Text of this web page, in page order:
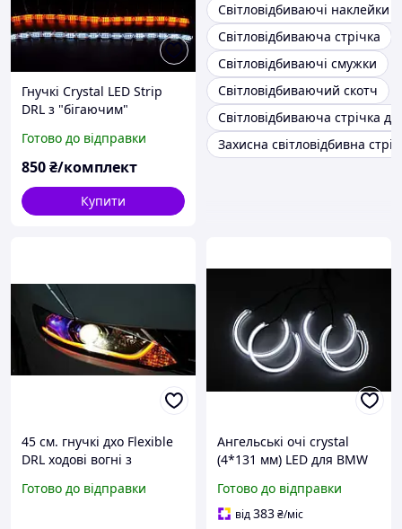
Гнучкі Crystal LED Strip
DRL з "бігаючим"
КОМПЛЕКТ
Готово до відправки
850₴/комплект
Купити
Світловідбиваючі наклейки
Світловідбиваюча стрічка
Світловідбиваючі смужки
Світловідбиваючий скотч
Світловідбиваюча стрічка
Захисна світловідбивна
45 см. гнучкі дхо Flexible
DRL ходові вогні з
за ПАРУ
Готово до відправки
Ангельські очі crystal
(4*131 мм) LED для BMW
Готово до відправки
від383₴/міс